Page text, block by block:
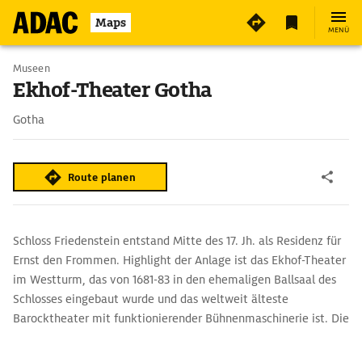
Maps MENÜ
Museen
Ekhof-Theater Gotha
Gotha
Route planen
Schloss Friedenstein entstand Mitte des 17. Jh. als Residenz für
Ernst den Frommen. Highlight der Anlage ist das Ekhof-Theater
im Westturm, das von 1681-83 in den ehemaligen Ballsaal des
Schlosses eingebaut wurde und das weltweit älteste
Barocktheater mit funktionierender Bühnenmaschinerie ist. Die